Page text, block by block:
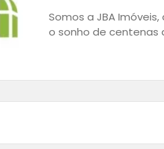
Somos a JBA
o sonho de centenas